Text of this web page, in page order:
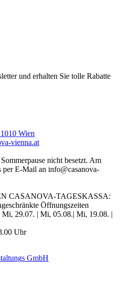
und erhalten Sie tolle Rabatte
Wien
vienna.at
nicht besetzt. Am
per E-Mail an info@casanova-
CASANOVA-TAGESKASSA:
Öffnungszeiten
29.07. | Mi, 05.08.| Mi, 19.08. |
Uhr
GmbH